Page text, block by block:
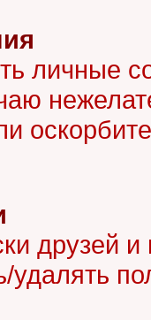
личные
друзей и
удалять